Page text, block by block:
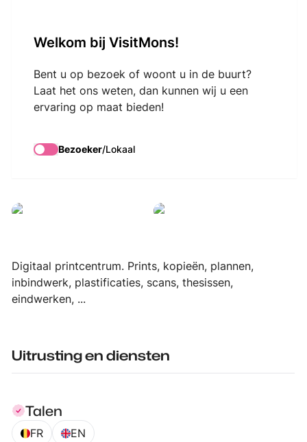
Welkom bij VisitMons!
Bent u op bezoek of woont u in de buurt?
Laat het ons weten, dan kunnen wij u een
ervaring op maat bieden!
Bezoeker/Lokaal
COPY-CENTER B.
Euro
Digitaal printcentrum. Prints, kopieën, plannen,
inbindwerk, plastificaties, scans, thesissen,
eindwerken, ...
Uitrusting en diensten
Talen
FR EN